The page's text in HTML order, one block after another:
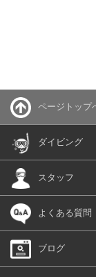
ページトップ
ダイビング
スタッフ
よくある質問
ブログ